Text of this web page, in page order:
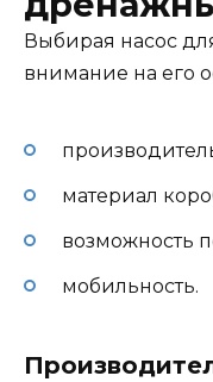
Выбирая насос
внимание на его
материал
возможность
мобильность.